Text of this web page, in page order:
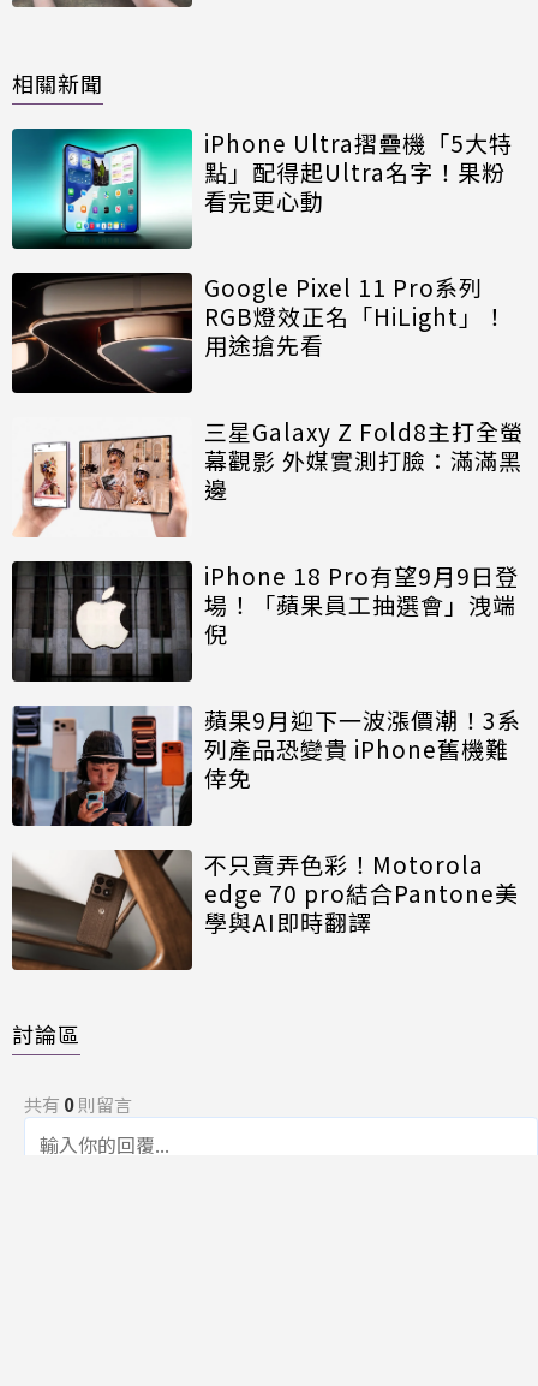
相關新聞
iPhone Ultra摺疊機「5大特
點」配得起Ultra名字！果粉
看完更心動
Google Pixel 11 Pro系列
RGB燈效正名「HiLight」！
用途搶先看
三星Galaxy Z Fold8主打全螢
幕觀影 外媒實測打臉：滿滿黑
邊
iPhone 18 Pro有望9月9日登
場！「蘋果員工抽選會」洩端
倪
蘋果9月迎下一波漲價潮！3系
列產品恐變貴 iPhone舊機難
倖免
不只賣弄色彩！Motorola
edge 70 pro結合Pantone美
學與AI即時翻譯
討論區
共有 0則留言